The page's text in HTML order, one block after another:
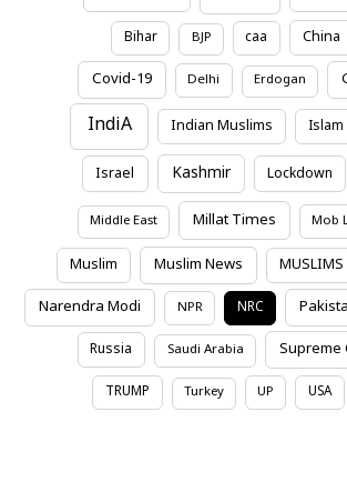
Bihar BJP caa China
Covid-19 Delhi Erdogan
IndiA Indian Muslims Islam
Israel Kashmir Lockdown
Middle East Millat Times Mob
Muslim Muslim News MUSLIMS
Narendra Modi NPR NRC
Russia Saudi Arabia Supreme
TRUMP Turkey UP USA